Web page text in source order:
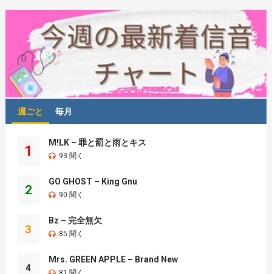
週ごと 毎月
1
M!LK – 罪と罰と雨とキス
93 聞く
2
GO GHOST – King Gnu
90 聞く
3
Bz – 完全無欠
85 聞く
4
Mrs. GREEN APPLE – Brand New